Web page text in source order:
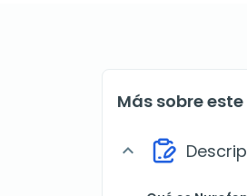
Más sobre
expand_more